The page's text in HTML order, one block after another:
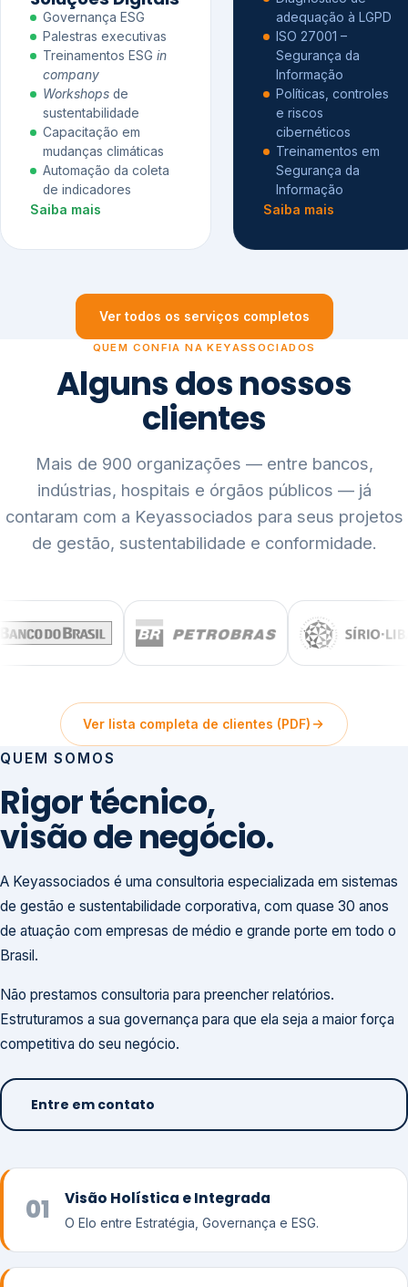
Governança ESG
Palestras executivas
Treinamentos ESG in
company
Workshops de
sustentabilidade
Capacitação em
mudanças climáticas
Automação da coleta
de indicadores
Saiba mais
adequação à LGPD
ISO 27001 –
Segurança da
Informação
Políticas, controles
e riscos
cibernéticos
Treinamentos em
Segurança da
Informação
Saiba mais
Ver todos os serviços completos
QUEM CONFIA NA KEYASSOCIADOS
Alguns dos nossos
clientes
Mais de 900 organizações — entre bancos,
indústrias, hospitais e órgãos públicos — já
contaram com a Keyassociados para seus projetos
de gestão, sustentabilidade e conformidade.
Ver lista completa de clientes (PDF)
QUEM SOMOS
Rigor técnico,
visão de negócio.
A Keyassociados é uma consultoria especializada em sistemas
de gestão e sustentabilidade corporativa, com quase 30 anos
de atuação com empresas de médio e grande porte em todo o
Brasil.
Não prestamos consultoria para preencher relatórios.
Estruturamos a sua governança para que ela seja a maior força
competitiva do seu negócio.
Entre em contato
01 Visão Holística e Integrada
O Elo entre Estratégia, Governança e ESG.